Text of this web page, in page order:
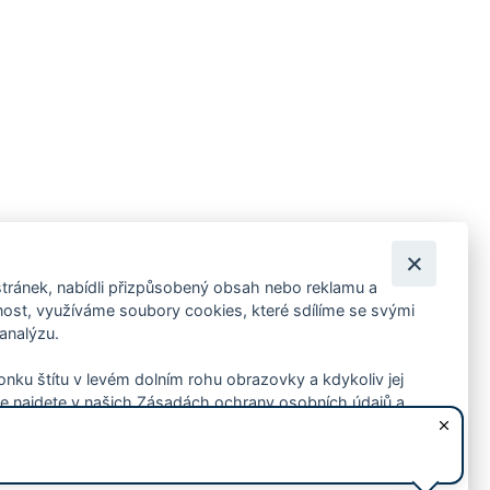
pozvánky na kulturní a sportovní akce?
nabídli přizpůsobený obsah nebo reklamu a
využíváme soubory cookies, které sdílíme se svými
štítu v levém dolním rohu obrazovky a kdykoliv jej
najdete v našich Zásadách ochrany osobních údajů a